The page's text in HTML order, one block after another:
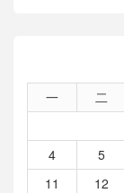
一 二
4
5
11
12